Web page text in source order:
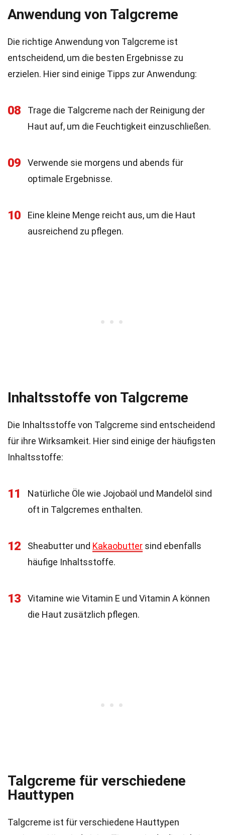
Anwendung von Talgcreme
Die richtige Anwendung von Talgcreme ist
entscheidend, um die besten Ergebnisse zu
erzielen. Hier sind einige Tipps zur Anwendung:
08
Trage die Talgcreme nach der Reinigung der
Haut auf, um die Feuchtigkeit einzuschließen.
09
Verwende sie morgens und abends für
optimale Ergebnisse.
10
Eine kleine Menge reicht aus, um die Haut
ausreichend zu pflegen.
Inhaltsstoffe von Talgcreme
Die Inhaltsstoffe von Talgcreme sind entscheidend
für ihre Wirksamkeit. Hier sind einige der häufigsten
Inhaltsstoffe:
11
Natürliche Öle wie Jojobaöl und Mandelöl sind
oft in Talgcremes enthalten.
12 Sheabutter und Kakaobutter sind ebenfalls
häufige Inhaltsstoffe.
13
Vitamine wie Vitamin E und Vitamin A können
die Haut zusätzlich pflegen.
Talgcreme für verschiedene
Hauttypen
Talgcreme ist für verschiedene Hauttypen